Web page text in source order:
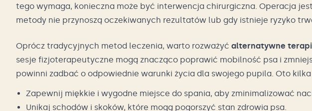
tego wymaga, konieczna może być interwencja chirurgiczna. Operacja
metody nie przynoszą oczekiwanych rezultatów lub gdy istnieje ryzyko
Oprócz tradycyjnych metod leczenia, warto rozważyć alternatywne
sesje fizjoterapeutyczne mogą znacząco poprawić mobilność psa i
powinni zadbać o odpowiednie warunki życia dla swojego pupila. Oto
Zapewnij miękkie i wygodne miejsce do spania, aby zminimalizować
Unikaj schodów i skoków, które mogą pogorszyć stan zdrowia psa.